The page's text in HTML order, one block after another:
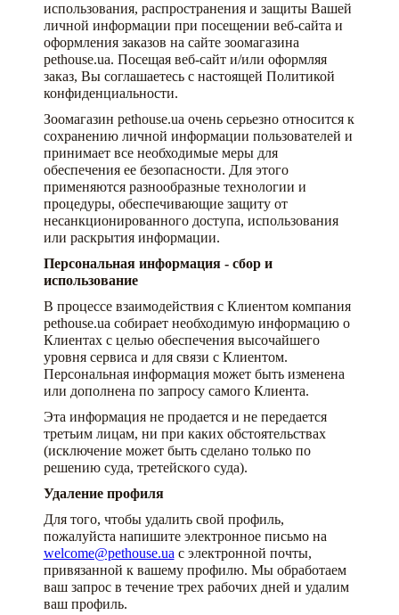
использования, распространения и защиты Вашей
личной информации при посещении веб-сайта и
оформления заказов на сайте зоомагазина
pethouse.ua. Посещая веб-сайт и/или оформляя
заказ, Вы соглашаетесь с настоящей Политикой
конфиденциальности.
Зоомагазин pethouse.ua очень серьезно относится к
сохранению личной информации пользователей и
принимает все необходимые меры для
обеспечения ее безопасности. Для этого
применяются разнообразные технологии и
процедуры, обеспечивающие защиту от
несанкционированного доступа, использования
или раскрытия информации.
Персональная информация - сбор и
использование
В процессе взаимодействия с Клиентом компания
pethouse.ua собирает необходимую информацию о
Клиентах с целью обеспечения высочайшего
уровня сервиса и для связи с Клиентом.
Персональная информация может быть изменена
или дополнена по запросу самого Клиента.
Эта информация не продается и не передается
третьим лицам, ни при каких обстоятельствах
(исключение может быть сделано только по
решению суда, третейского суда).
Удаление профиля
Для того, чтобы удалить свой профиль,
пожалуйста напишите электронное письмо на
welcome@pethouse.ua с электронной почты,
привязанной к вашему профилю. Мы обработаем
ваш запрос в течение трех рабочих дней и удалим
ваш профиль.